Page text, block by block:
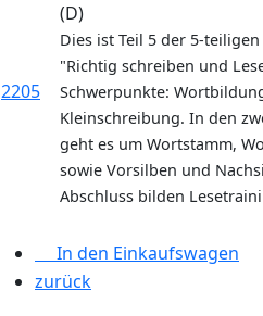
2205
(D)
Dies ist Teil 5 der 5-
"Richtig schreiben und
Schwerpunkte:
Kleinschreibung. In den
geht es um Wortstamm,
sowie Vorsilben und
Abschluss bilden
In den Einkaufswagen
zurück